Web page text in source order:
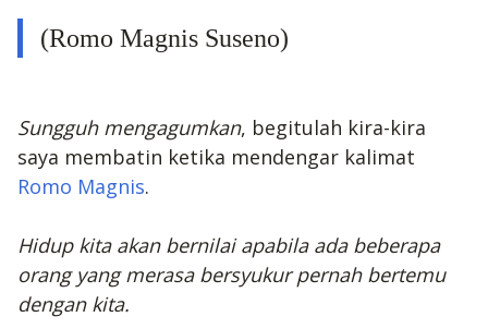
(Romo Magnis Suseno)
Sungguh mengagumkan, begitulah kira-kira
saya membatin ketika mendengar kalimat
Romo Magnis.
Hidup kita akan bernilai apabila ada beberapa
orang yang merasa bersyukur pernah bertemu
dengan kita.